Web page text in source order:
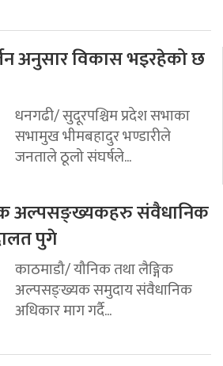
अनुसार विकास भइरहेको छ
धनगढी/ सुदूरपश्चिम प्रदेश सभाका
सभामुख भीमबहादुर भण्डारीले
जनताले ठूलो संघर्षले...
अल्पसङ्ख्यकहरु संवैधानिक
पुगे
काठमाडौ/ यौनिक तथा लैङ्गिक
अल्पसङ्ख्यक समुदाय संवैधानिक
अधिकार माग गर्दै...